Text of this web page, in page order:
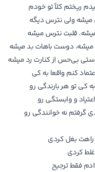
ریختم کلاً تو خودم
ولی نترس دیگه
قلبت نترس میشه
میشه، دوست باهات بد میشه
بی‌حس از کنارت رد میشه
کنم واقعا به کی
کی تو هر بارندگی رو
و وابستگی رو
گرفتم نه خوانندگی رو
بغل کردی
کردی
فقط ترجیح